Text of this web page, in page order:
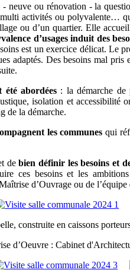
neuve ou rénovation - la
multi activités ou polyvalente…
ou d’un quartier. Elle
d’usages induit des
est un exercice délicat. Le
adaptés. Des besoins mal
été abordées: la démarche de
isolation et accessibilité
de la démarche.
les communes qui
debien définir les besoins et
ces besoins et les
d’Ouvrage ou de
construite en caissons
d’Oeuvre : Cabinet